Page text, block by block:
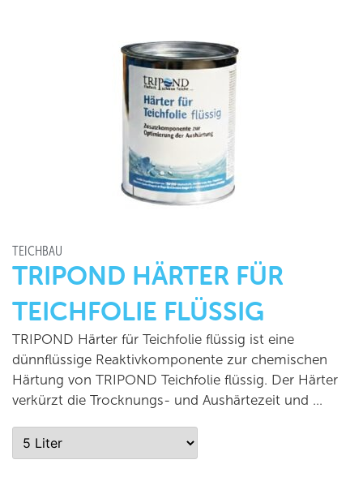
TEICHBAU
TRIPOND HÄRTER FÜR
TEICHFOLIE FLÜSSIG
TRIPOND Härter für Teichfolie flüssig ist eine
dünnflüssige Reaktivkomponente zur chemischen
Härtung von TRIPOND Teichfolie flüssig. Der Härter
verkürzt die Trocknungs- und Aushärtezeit und …